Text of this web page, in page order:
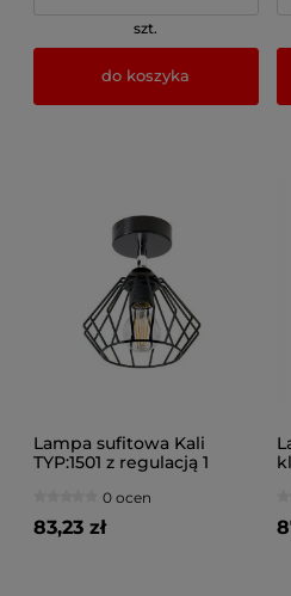
szt.
do koszyka
Lampa sufitowa Kali
TYP:1501 z regulacją 1
0 ocen
83,23 zł